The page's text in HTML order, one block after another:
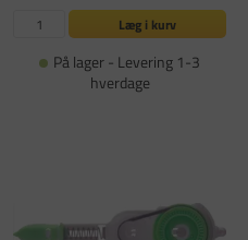
Læg i kurv
På lager - Levering 1-3
hverdage